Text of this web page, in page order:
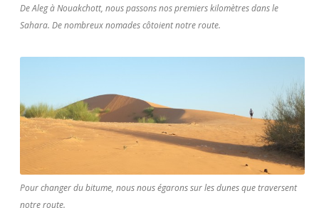
De Aleg à Nouakchott, nous passons nos premiers kilomètres dans le
Sahara. De nombreux nomades côtoient notre route.
Pour changer du bitume, nous nous égarons sur les dunes que traversent
notre route.